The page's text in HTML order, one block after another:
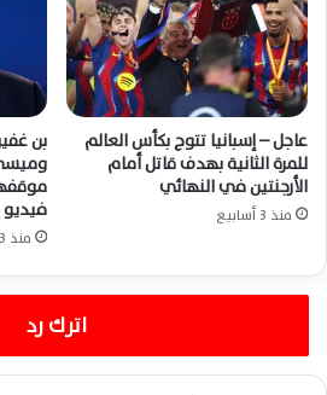
عاجل – إسبانيا تتوج بكأس العالم
للمرة الثانية بهدف قاتل أمام
الأرجنتين في النهائي
منذ 3 أسابيع
بن
فيديو
منذ 3 أسابيع
اترك رد